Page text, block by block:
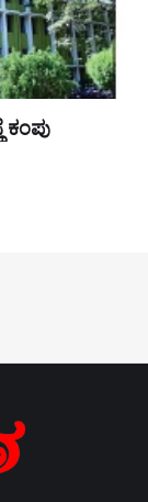
ಕಂಪು